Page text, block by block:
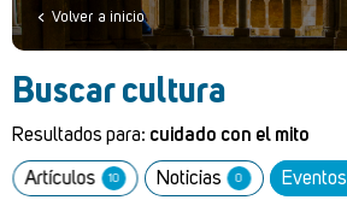
Volver a inicio
Buscar cultura
Resultados para: cuidado con el mito
Artículos 10 Noticias 0 Eventos